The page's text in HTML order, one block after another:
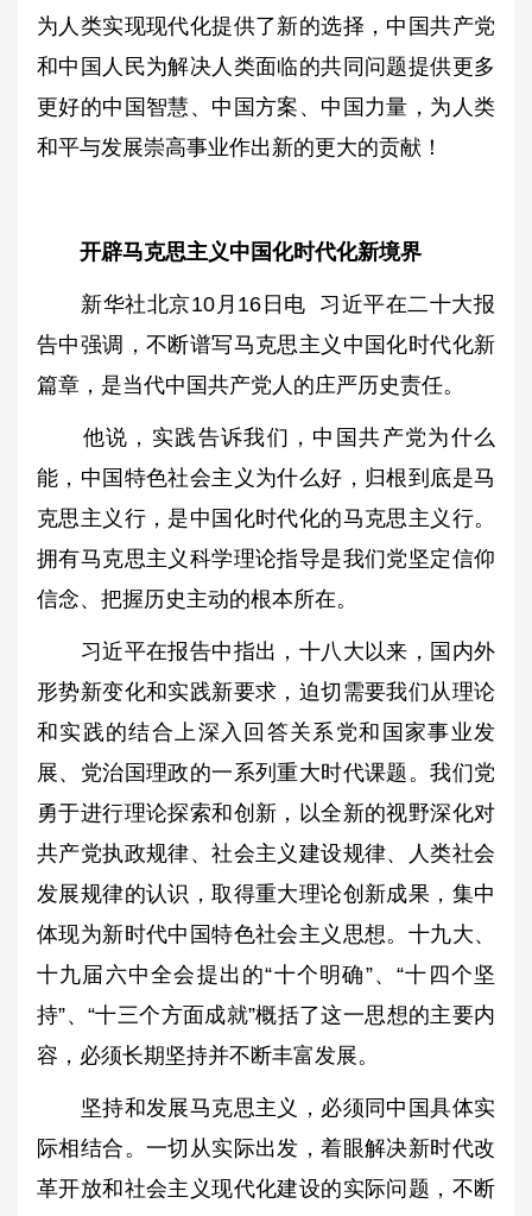
为人类实现现代化提供了新的选择，中国共产党
和中国人民为解决人类面临的共同问题提供更多
更好的中国智慧、中国方案、中国力量，为人类
和平与发展崇高事业作出新的更大的贡献！
开辟马克思主义中国化时代化新境界
新华社北京10月16日电 习近平在二十大报
告中强调，不断谱写马克思主义中国化时代化新
篇章，是当代中国共产党人的庄严历史责任。
他说，实践告诉我们，中国共产党为什么
能，中国特色社会主义为什么好，归根到底是马
克思主义行，是中国化时代化的马克思主义行。
拥有马克思主义科学理论指导是我们党坚定信仰
信念、把握历史主动的根本所在。
习近平在报告中指出，十八大以来，国内外
形势新变化和实践新要求，迫切需要我们从理论
和实践的结合上深入回答关系党和国家事业发
展、党治国理政的一系列重大时代课题。我们党
勇于进行理论探索和创新，以全新的视野深化对
共产党执政规律、社会主义建设规律、人类社会
发展规律的认识，取得重大理论创新成果，集中
体现为新时代中国特色社会主义思想。十九大、
十九届六中全会提出的“十个明确”、“十四个坚
持”、“十三个方面成就”概括了这一思想的主要内
容，必须长期坚持并不断丰富发展。
坚持和发展马克思主义，必须同中国具体实
际相结合。一切从实际出发，着眼解决新时代改
革开放和社会主义现代化建设的实际问题，不断